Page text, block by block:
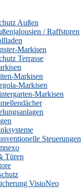
Außen
/ Raffstoren
Markisen
Terrasse
Markisen
Markisen
Markisen
Steuerungen
Türen
VisioNeo